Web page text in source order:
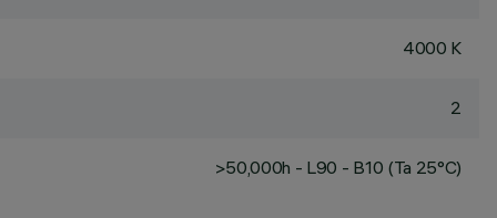
4000 K
2
>50,000h - L90 - B10 (Ta 25°C)